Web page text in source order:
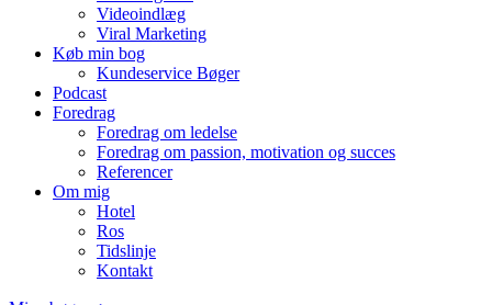
Videoindlæg
Viral Marketing
Køb min bog
Kundeservice Bøger
Podcast
Foredrag
Foredrag om ledelse
Foredrag om passion, motivation og succes
Referencer
Om mig
Hotel
Ros
Tidslinje
Kontakt